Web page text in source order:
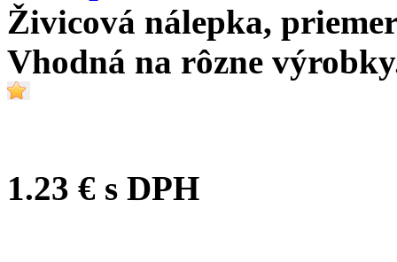
Živicová nálepka,
Vhodná na rôzne
1.23 € s DPH